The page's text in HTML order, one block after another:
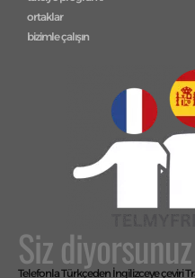
ortaklar
bizimle çalışın
Siz
Telefonla Türkçeden İngilizceye çeviri